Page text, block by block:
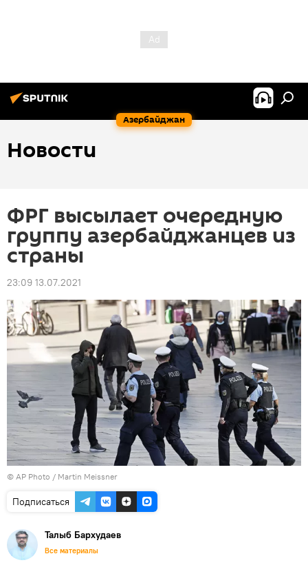
Азербайджан
Новости
ФРГ высылает очередную
группу азербайджанцев из
страны
23:09 13.07.2021
© AP Photo / Martin Meissner
Подписаться
Талыб Бархудаев
Все материалы